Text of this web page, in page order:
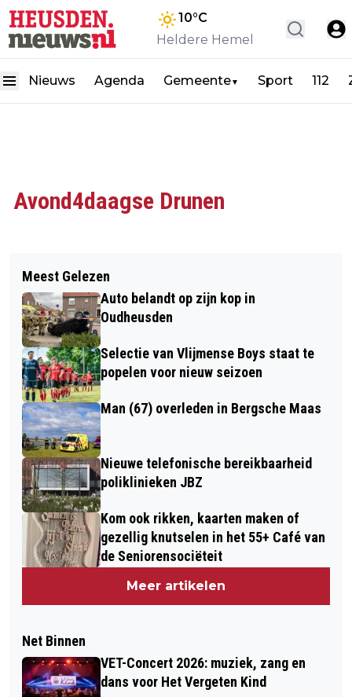
10°C
Heldere Hemel
Nieuws Agenda Gemeente▼ Sport 112
Avond4daagse Drunen
Meest Gelezen
Auto belandt op zijn kop in
Oudheusden
Selectie van Vlijmense Boys staat te
popelen voor nieuw seizoen
Man (67) overleden in Bergsche Maas
Nieuwe telefonische bereikbaarheid
poliklinieken JBZ
Kom ook rikken, kaarten maken of
gezellig knutselen in het 55+ Café van
de Seniorensociëteit
Meer artikelen
Net Binnen
VET-Concert 2026: muziek, zang en
dans voor Het Vergeten Kind